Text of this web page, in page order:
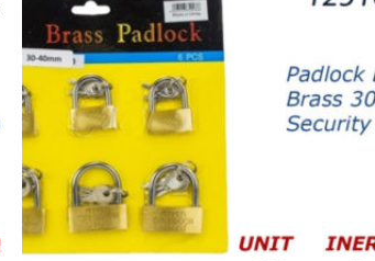
CANDADO
DISPLAY(6)
30-
40mm
quantity